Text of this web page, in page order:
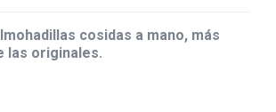
cosidas a mano, más
las originales.